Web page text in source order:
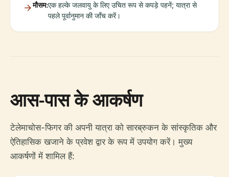
मौसम:एक हल्के जलवायु के लिए उचित रूप से कपड़े पहनें; यात्रा से
पहले पूर्वानुमान की जाँच करें।
आस-पास के आकर्षण
टेलेमाचोस-फिगर की अपनी यात्रा को सारब्रुकन के सांस्कृतिक और
ऐतिहासिक खजाने के प्रवेश द्वार के रूप में उपयोग करें। मुख्य
आकर्षणों में शामिल हैं: